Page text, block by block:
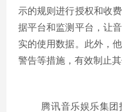
示的规则进行授权和收
据平台和监测平台，让
实的使用数据。此外，
警告等措施，有效制止其
腾讯音乐娱乐集